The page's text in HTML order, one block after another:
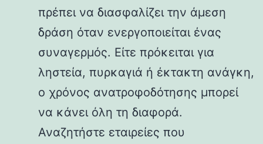
πρέπει να διασφαλίζει την άμεση
δράση όταν ενεργοποιείται ένας
συναγερμός. Είτε πρόκειται για
ληστεία, πυρκαγιά ή έκτακτη ανάγκη,
ο χρόνος ανατροφοδότησης μπορεί
να κάνει όλη τη διαφορά.
Αναζητήστε εταιρείες που